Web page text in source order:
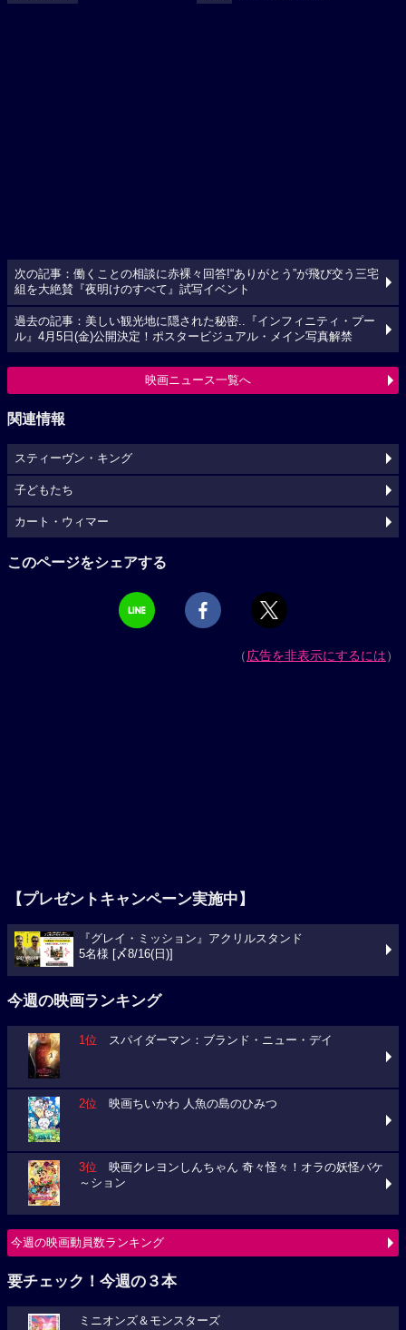
次の記事：働くことの相談に赤裸々回答!“ありがとう”が飛び交う三宅
組を大絶賛『夜明けのすべて』試写イベント
過去の記事：美しい観光地に隠された秘密..『インフィニティ・プー
ル』4月5日(金)公開決定！ポスタービジュアル・メイン写真解禁
映画ニュース一覧へ
関連情報
スティーヴン・キング
子どもたち
カート・ウィマー
このページをシェアする
（広告を非表示にするには）
【プレゼントキャンペーン実施中】
『グレイ・ミッション』アクリルスタンド
5名様 [〆8/16(日)]
今週の映画ランキング
1位 スパイダーマン：ブランド・ニュー・デイ
2位 映画ちいかわ 人魚の島のひみつ
3位 映画クレヨンしんちゃん 奇々怪々！オラの妖怪バケ
～ション
今週の映画動員数ランキング
要チェック！今週の３本
ミニオンズ＆モンスターズ